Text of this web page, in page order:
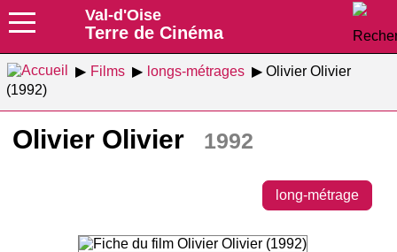
Val-d'Oise
Terre de Cinéma
Films longs-métrages
Olivier Olivier
(1992)
Olivier Olivier 1992
long-métrage